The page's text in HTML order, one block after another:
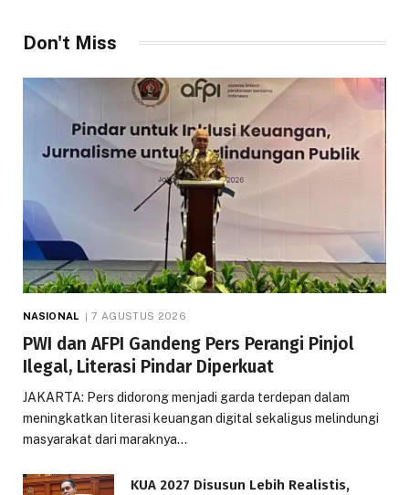
Don't Miss
NASIONAL 7 AGUSTUS 2026
PWI dan AFPI Gandeng Pers Perangi Pinjol
Ilegal, Literasi Pindar Diperkuat
JAKARTA: Pers didorong menjadi garda terdepan dalam
meningkatkan literasi keuangan digital sekaligus melindungi
masyarakat dari maraknya…
KUA 2027 Disusun Lebih Realistis,